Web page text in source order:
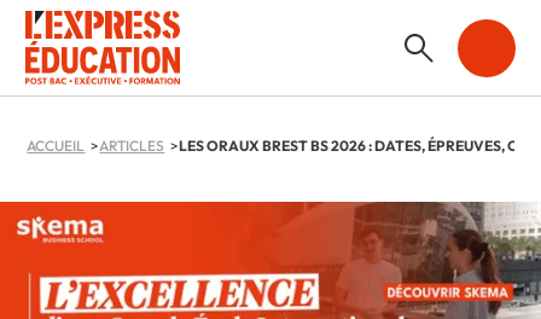
ACCUEIL ARTICLES